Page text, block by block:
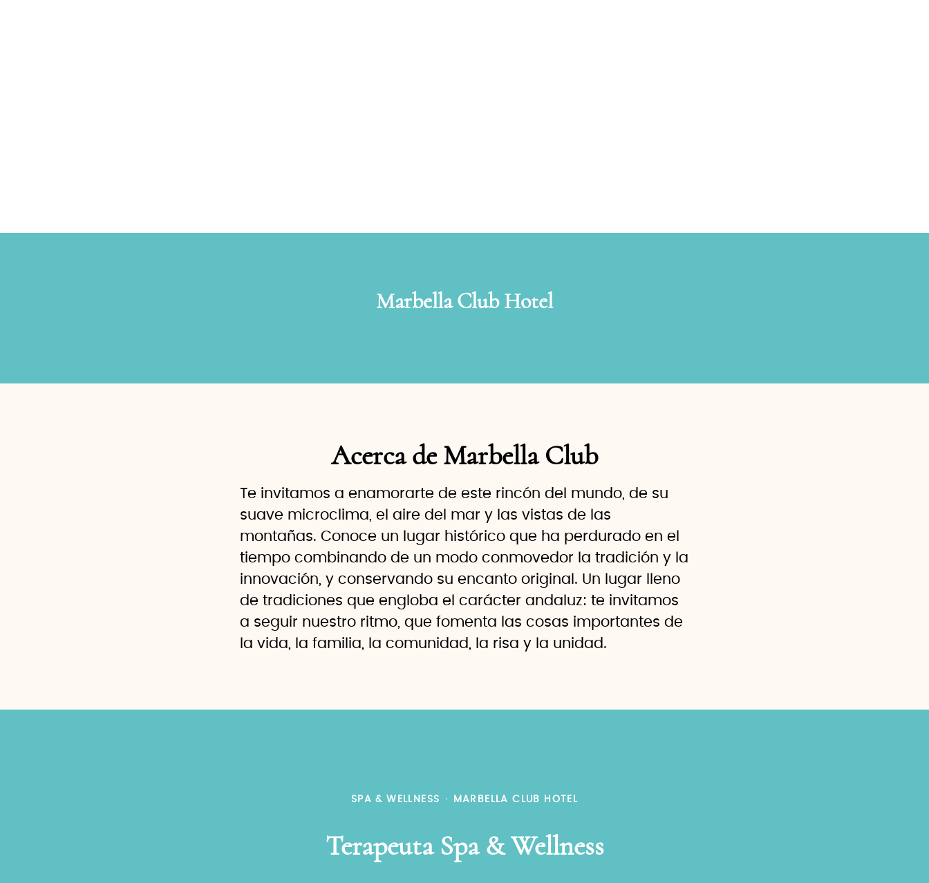
Marbella Club Hotel
Acerca de Marbella Club
Te invitamos a enamorarte de este rincón del mundo, de su
suave microclima, el aire del mar y las vistas de las
montañas. Conoce un lugar histórico que ha perdurado en el
tiempo combinando de un modo conmovedor la tradición y la
innovación, y conservando su encanto original. Un lugar lleno
de tradiciones que engloba el carácter andaluz: te invitamos
a seguir nuestro ritmo, que fomenta las cosas importantes de
la vida, la familia, la comunidad, la risa y la unidad.
SPA & WELLNESS · MARBELLA CLUB HOTEL
Terapeuta Spa & Wellness